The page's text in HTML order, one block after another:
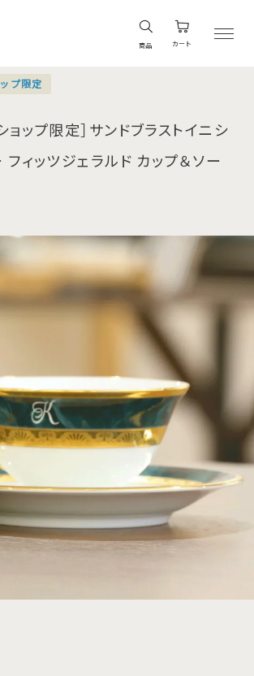
商品 カート
プ限定
ョップ限定］サンドブラストイニシ
ィッツジェラルド カップ＆ソー